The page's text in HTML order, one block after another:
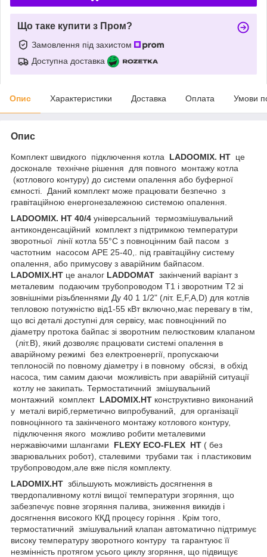
Що таке купити з Пром?
Замовлення під захистом
Доступна доставка
Опис Характеристики Доставка Оплата Умови
Опис
Комплект швидкого підключення котла LADOOMIX. HT це
досконале технічне рішення для повного монтажу котла
(котлового контуру) до системи опалення або буферної
ємності. Даний комплект може працювати безпечно з
гравітаційною енергонезалежною системою опалення.
LADOOMIX. HT 40/4 універсальний термозмішувальний
антиконденсаційний комплект з підтримкою температури
зворотньої лінії котла 55°C з повноцінним бай пасом з
частотним насосом APE 25-40,. під гравітаційну систему
опалення, або примусову з аварійним байпасом.
LADOMIX.HT це аналог LADDOMAT закінчений варіант з
металевим подаючим трубопроводом Т1 і зворотним Т2 зі
зовнішніми різьбленнями Ду 40 1 1/2" (літ. E,F,A,D) для котлів
тепловою потужністю від1-55 кВт включно,має перевагу в тім,
що всі деталі доступні для сервісу, має повноцінний по
діаметру протока байпас зі зворотним пелюстковим клапаном
(літ.В), який дозволяє працювати системі опалення в
аварійному режимі без електроенергії, пропускаючи
теплоносій по повному діаметру і в повному обсязі, в обхід
насоса, тим самим даючи можливість при аварійній ситуації
котлу не закипать. Термостатичний змішувальний
монтажний комплект LADOMIX.HT конструктивно виконаний
у металі виріб,герметично випробуваний, для організації
повноцінного та закінченого монтажу котлового контуру,
підключення якого можливо робити металевими
нержавіючими шлангами
FLEXY ECO-FLEX HT ( без
зварювальних робот), сталевими трубами так і пластиковим
трубопроводом,але вже після комплекту.
LADOMIX.HT збільшують можливість досягнення в
твердопаливному котлі вищої температури згоряння, що
забезпечує повне згоряння палива, зниження викидів і
досягнення високого ККД процесу горіння . Крім того,
термостатичний змішувальний клапан автоматично підтримує
високу температуру зворотного контуру та гарантуює її
незмінність протягом усього циклу згоряння, що підвищує